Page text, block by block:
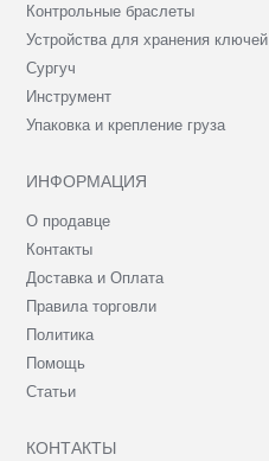
Контрольные браслеты
Устройства для хранения ключей
Сургуч
Инструмент
Упаковка и крепление груза
ИНФОРМАЦИЯ
О продавце
Контакты
Доставка и Оплата
Правила торговли
Политика
Помощь
Статьи
КОНТАКТЫ